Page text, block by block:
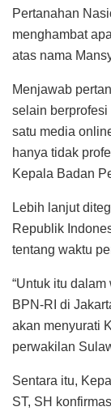
Pertanahan
menghambat
atas nama
Menjawab
selain
satu media
hanya tidak
Kepala Badan
Lebih lanjut
Republik
tentang waktu
“Untuk itu
BPN-RI di
akan menyurati
perwakilan
Sentara itu,
ST, SH